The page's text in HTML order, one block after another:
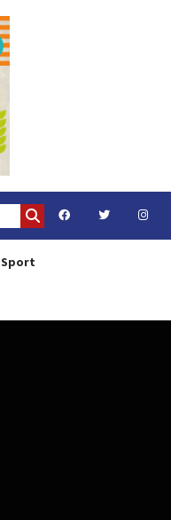
Sport